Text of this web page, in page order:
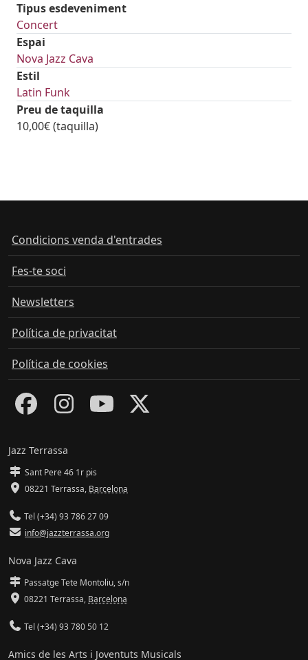
Tipus esdeveniment
Concert
Espai
Nova Jazz Cava
Estil
Latin Funk
Preu de taquilla
10,00€ (taquilla)
Condicions venda d'entrades
Fes-te soci
Newsletters
Política de privacitat
Política de cookies
Jazz Terrassa
Sant Pere 46 1r pis
08221 Terrassa, Barcelona
Tel (+34) 93 786 27 09
info@jazzterrassa.org
Nova Jazz Cava
Passatge Tete Montoliu, s/n
08221 Terrassa, Barcelona
Tel (+34) 93 780 50 12
Amics de les Arts i Joventuts Musicals